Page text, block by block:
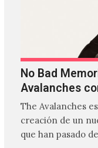
No Bad
Avalanches
The Avalanches
creación de un
que han pasado